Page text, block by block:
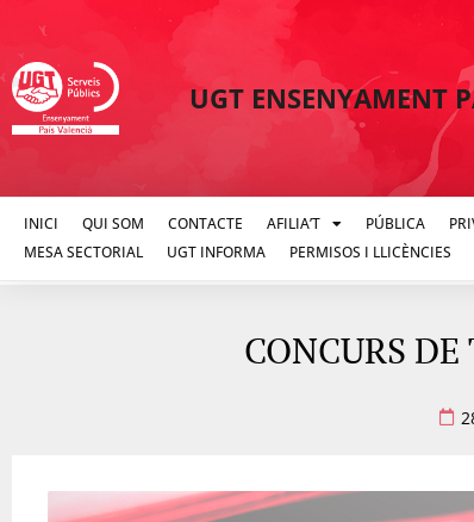
UGT ENSENYAMENT
INICI QUI SOM CONTACTE AFILIA’T PÚBLICA
MESA SECTORIAL
UGT INFORMA PERMISOS I LLICÈNCIES
CONCURS